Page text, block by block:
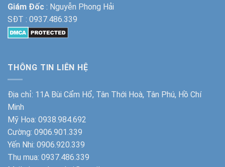
Giám Đốc : Nguyễn Phong Hải
SĐT : 0937.486.339
THÔNG TIN LIÊN HỆ
Địa chỉ: 11A Bùi Cẩm Hổ, Tân Thới Hoà, Tân Phú, Hồ Chí
Minh
Mỹ Hoa: 0938.984.692
Cường: 0906.901.339
Yến Nhi: 0906.920.339
Thu mua: 0937.486.339